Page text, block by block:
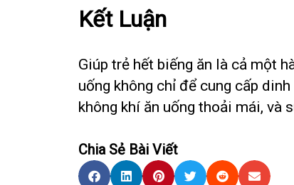
Kết Luận
Giúp trẻ hết biếng ăn là cả một
uống không chỉ để cung cấp
không khí ăn uống thoải mái, và
Chia Sẻ Bài Viết